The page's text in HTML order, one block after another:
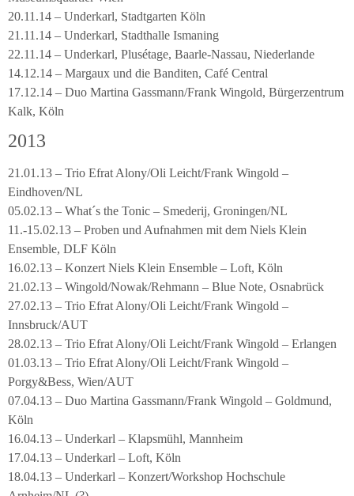
20.11.14 – Underkarl, Stadtgarten Köln
21.11.14 – Underkarl, Stadthalle Ismaning
22.11.14 – Underkarl, Plusétage, Baarle-Nassau, Niederlande
14.12.14 – Margaux und die Banditen, Café Central
17.12.14 – Duo Martina Gassmann/Frank Wingold, Bürgerzentrum
Kalk, Köln
2013
21.01.13 – Trio Efrat Alony/Oli Leicht/Frank Wingold –
Eindhoven/NL
05.02.13 – What´s the Tonic – Smederij, Groningen/NL
11.-15.02.13 – Proben und Aufnahmen mit dem Niels Klein
Ensemble, DLF Köln
16.02.13 – Konzert Niels Klein Ensemble – Loft, Köln
21.02.13 – Wingold/Nowak/Rehmann – Blue Note, Osnabrück
27.02.13 – Trio Efrat Alony/Oli Leicht/Frank Wingold –
Innsbruck/AUT
28.02.13 – Trio Efrat Alony/Oli Leicht/Frank Wingold – Erlangen
01.03.13 – Trio Efrat Alony/Oli Leicht/Frank Wingold –
Porgy&Bess, Wien/AUT
07.04.13 – Duo Martina Gassmann/Frank Wingold – Goldmund,
Köln
16.04.13 – Underkarl – Klapsmühl, Mannheim
17.04.13 – Underkarl – Loft, Köln
18.04.13 – Underkarl – Konzert/Workshop Hochschule